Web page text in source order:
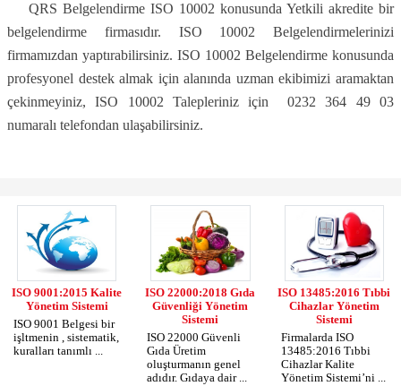
QRS Belgelendirme ISO 10002 konusunda Yetkili akredite bir
belgelendirme firmasıdır. ISO 10002 Belgelendirmelerinizi
firmamızdan yaptırabilirsiniz. ISO 10002 Belgelendirme konusunda
profesyonel destek almak için alanında uzman ekibimizi aramaktan
çekinmeyiniz, ISO 10002 Talepleriniz için 0232 364 49 03
numaralı telefondan ulaşabilirsiniz.
ISO 9001:2015 Kalite
Yönetim Sistemi
ISO 9001 Belgesi bir
işltmenin , sistematik,
kuralları tanımlı ...
ISO 22000:2018 Gıda
Güvenliği Yönetim
Sistemi
ISO 22000 Güvenli
Gıda Üretim
oluşturmanın genel
adıdır. Gıdaya dair ...
ISO 13485:2016 Tıbbi
Cihazlar Yönetim
Sistemi
Firmalarda ISO
13485:2016 Tıbbi
Cihazlar Kalite
Yönetim Sistemi’ni ...